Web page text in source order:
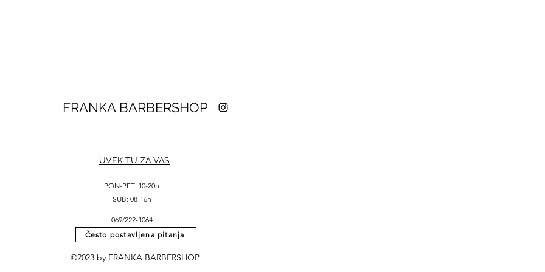
FRANKA BARBERSHOP
UVEK TU ZA VAS
PON-PET: 10-20h
SUB: 08-16h
069/222-1064
Često postavljena pitanja
©2023 by FRANKA BARBERSHOP